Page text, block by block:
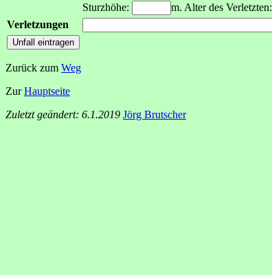
Sturzhöhe: m. Alter des Verletzten:
Verletzungen
Zurück zum Weg
ZurHauptseite
Zuletzt geändert: 6.1.2019 Jörg Brutscher